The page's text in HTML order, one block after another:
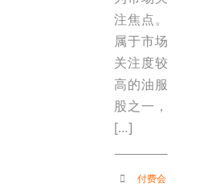
注焦点。
属于市场
关注度较
高的油服
股之一，
[…]
付费会